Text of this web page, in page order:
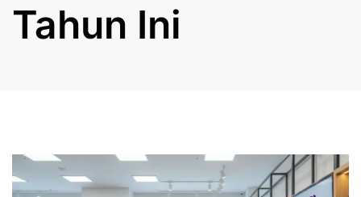
Tahun Ini